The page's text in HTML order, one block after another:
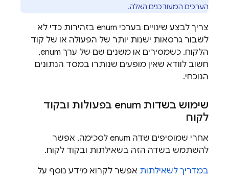
הערכים המעודכנים האלה.
צריך לבצע שינויים בערכי enum בזהירות כדי לא
לשבור גרסאות ישנות יותר של הפעולה או של קוד
הלקוח. כשמסירים או משנים שם של ערך enum,
חשוב לוודא שאין מופעים שנותרו במסד הנתונים
הנוכחי.
שימוש בשדות enum בפעולות ובקוד
לקוח
אחרי שמוסיפים שדה enum לסכימה, אפשר
להשתמש בשדה הזה בשאילתות ובקוד לקוח.
במדריך לשאילתות אפשר לקרוא מידע נוסף על